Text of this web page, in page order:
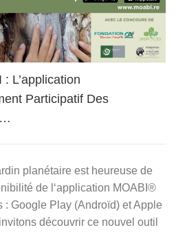
L’application
Participatif Des
planétaire est heureuse de
de l‘application MOABI®
Google Play (Androïd) et Apple
découvrir ce nouvel outil